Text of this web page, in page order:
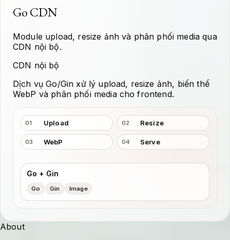
Go CDN
Module upload, resize ảnh và phân phối media qua
CDN nội bộ.
CDN nội bộ
Dịch vụ Go/Gin xử lý upload, resize ảnh, biến thể
WebP và phân phối media cho frontend.
01 Upload 02 Resize
03 WebP 04 Serve
Go + Gin
Go Gin Image
About